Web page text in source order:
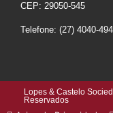
CEP: 29050-545
Telefone: (27) 4040-
Lopes & Castelo
Reservados